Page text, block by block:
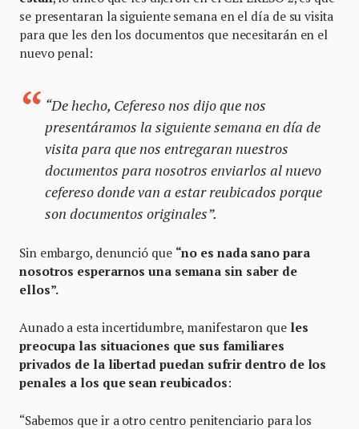
se presentaran la siguiente semana en el día de su visita
para que les den los documentos que necesitarán en el
nuevo penal:
“De hecho, Cefereso nos dijo que nos
presentáramos la siguiente semana en día de
visita para que nos entregaran nuestros
documentos para nosotros enviarlos al nuevo
cefereso donde van a estar reubicados porque
son documentos originales”.
Sin embargo, denunció que “no es nada sano para
nosotros esperarnos una semana sin saber de
ellos”.
Aunado a esta incertidumbre, manifestaron que les
preocupa las situaciones que sus familiares
privados de la libertad puedan sufrir dentro de los
penales a los que sean reubicados:
“Sabemos que ir a otro centro penitenciario para los